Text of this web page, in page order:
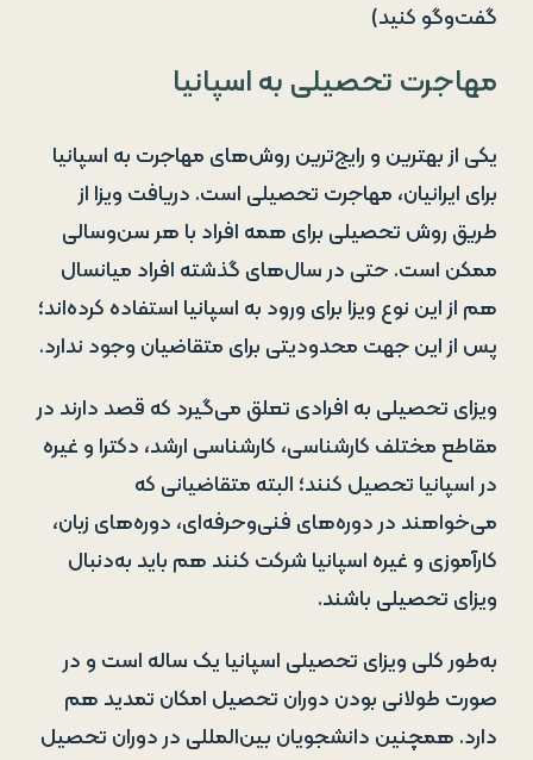
گفت‌وگو کنید)
مهاجرت تحصیلی به اسپانیا
یکی از بهترین و رایج‌ترین روش‌های مهاجرت به اسپانیا
برای ایرانیان، مهاجرت تحصیلی است. دریافت ویزا از
طریق روش تحصیلی برای همه افراد با هر سن‌وسالی
ممکن است. حتی در سال‌های گذشته افراد میانسال
هم از این نوع ویزا برای ورود به اسپانیا استفاده کرده‌اند؛
پس از این جهت محدودیتی برای متقاضیان وجود ندارد.
ویزای تحصیلی به افرادی تعلق می‌گیرد که قصد دارند در
مقاطع مختلف کارشناسی، کارشناسی ارشد، دکترا و غیره
در اسپانیا تحصیل کنند؛ البته متقاضیانی که
می‌خواهند در دوره‌های فنی‌وحرفه‌ای، دوره‌های زبان،
کارآموزی و غیره اسپانیا شرکت کنند هم باید به‌دنبال
ویزای تحصیلی باشند.
به‌طور کلی ویزای تحصیلی اسپانیا یک ساله است و در
صورت طولانی بودن دوران تحصیل امکان تمدید هم
دارد. همچنین دانشجویان بین‌المللی در دوران تحصیل